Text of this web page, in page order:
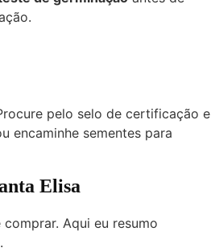
pelo selo de certificação e
encaminhe sementes para
Elisa
Aqui eu resumo